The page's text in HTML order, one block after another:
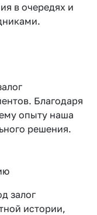
в очередях и
Благодаря
опыту наша
решения.
залог
истории,